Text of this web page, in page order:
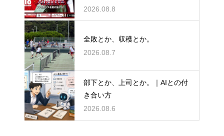
か。
2026.08.8
全敗とか、収穫とか。
2026.08.7
部下とか、上司とか。｜AIとの付
き合い方
2026.08.6